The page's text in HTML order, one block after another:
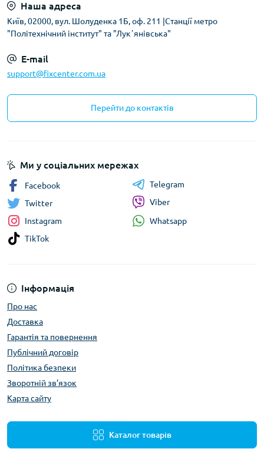
Наша адреса
Київ, 02000, вул. Шолуденка 1Б, оф. 211 |Станції метро
"Політехнічний інститут" та "Лукʼянівська"
E-mail
support@fixcenter.com.ua
Перейти до контактів
Інформація
Про нас
Доставка
Гарантія та повернення
Публічний договір
Політика безпеки
Зворотній зв’язок
Карта сайту
Каталог товарів
Ми у соціальних мережах
Facebook
Twitter
Instagram
TikTok
Telegram
Viber
Whatsapp